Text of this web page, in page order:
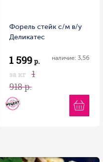
Форель стейк с/м в/у
Деликатес
1 599 р.
за кг
1
918 р.
наличие: 3,56